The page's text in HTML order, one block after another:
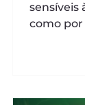
sensíveis
como por